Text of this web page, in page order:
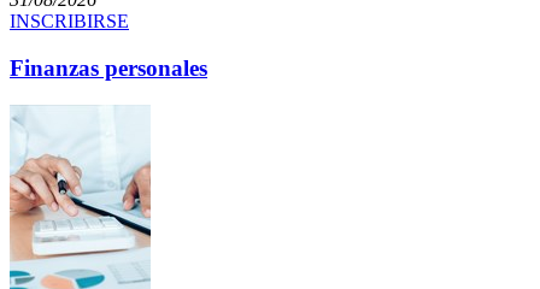
INSCRIBIRSE
Finanzas personales